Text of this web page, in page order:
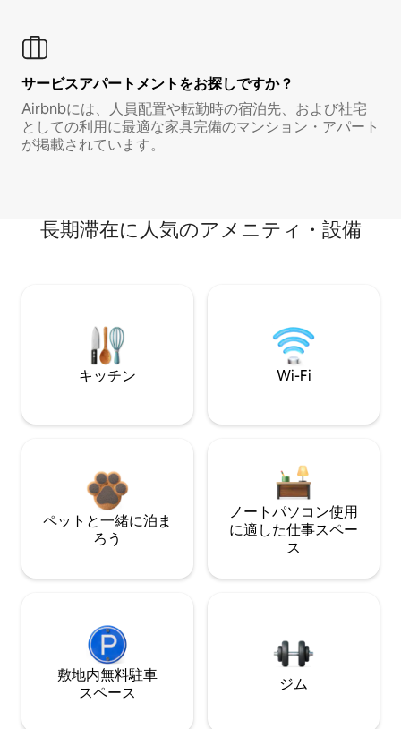
サービスアパートメントをお探しですか？
Airbnbには、人員配置や転勤時の宿泊先、および社宅
としての利用に最適な家具完備のマンション・アパート
が掲載されています。
長期滞在に人気のアメニティ・設備
キッチン Wi-Fi
ペットと一緒に泊ま
ろう
ノートパソコン使用
に適した仕事スペー
ス
敷地内無料駐⁠車
ス⁠ペ⁠ー⁠ス
ジム